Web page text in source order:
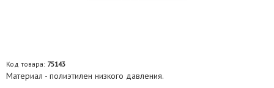
Код товара: 75143
Материал - полиэтилен низкого давления.